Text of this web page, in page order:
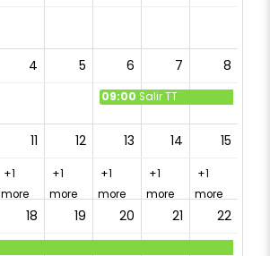
4 5 6 7 8
09:00 Salir TT
11 12 13 14 15
+1
more
+1
more
+1
more
+1
more
+1
more
18 19 20 21 22